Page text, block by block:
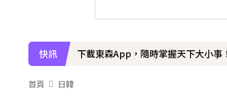
快訊 下載東森App，隨時掌握天下大小事
首頁 日韓